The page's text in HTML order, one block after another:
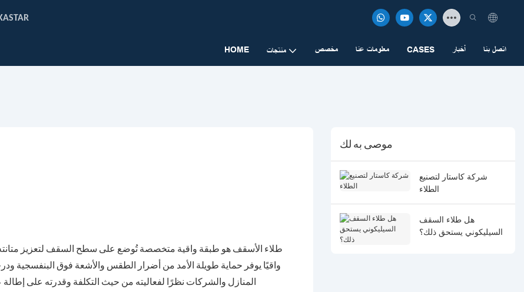
HOME منتجات مخصص معلومات عنا CASES أخبار اتصل بنا
طلاء الأسقف هو طبقة واقية متخصصة تُوضع على سطح السقف لتعزيز متانته
واقيًا يوفر حماية طويلة الأمد من أضرار الطقس والأشعة فوق البنفسجية
المنازل والشركات نظرًا لفعاليته من حيث التكلفة وقدرته على
موصى به لك
شركة كاستار لتصنيع
الطلاء
هل طلاء السقف
السيليكوني يستحق ذلك؟